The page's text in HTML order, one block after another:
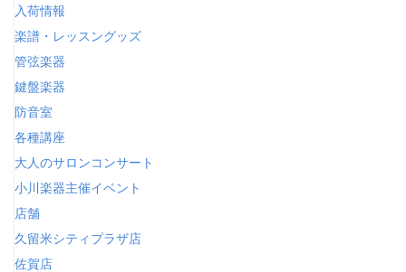
入荷情報
楽譜・レッスングッズ
管弦楽器
鍵盤楽器
防音室
各種講座
大人のサロンコンサート
小川楽器主催イベント
店舗
久留米シティプラザ店
佐賀店